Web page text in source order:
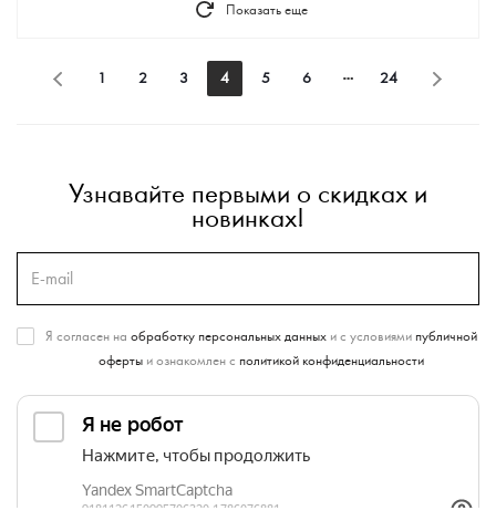
Показать еще
1 2 3 4 5 6 24
Узнавайте первыми о скидках и
новинках!
Я согласен на обработку персональных данныхи с условиями публичной
офертыи ознакомлен с политикой конфиденциальности